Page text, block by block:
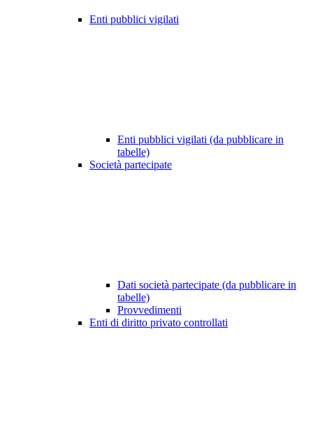
Enti pubblici vigilati
Enti pubblici vigilati (da pubblicare in
tabelle)
Società partecipate
Dati società partecipate (da pubblicare in
tabelle)
Provvedimenti
Enti di diritto privato controllati